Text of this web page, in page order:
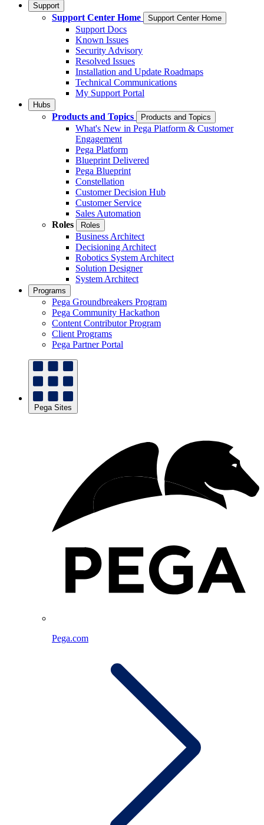
Support
Support Center Home Support Center Home
Support Docs
Known Issues
Security Advisory
Resolved Issues
Installation and Update Roadmaps
Technical Communications
My Support Portal
Hubs
Products and Topics Products and Topics
What's New in Pega Platform & Customer
Engagement
Pega Platform
Blueprint Delivered
Pega Blueprint
Constellation
Customer Decision Hub
Customer Service
Sales Automation
Roles
Roles
Business Architect
Decisioning Architect
Robotics System Architect
Solution Designer
System Architect
Programs
Pega Groundbreakers Program
Pega Community Hackathon
Content Contributor Program
Client Programs
Pega Partner Portal
Pega Sites
Pega.com